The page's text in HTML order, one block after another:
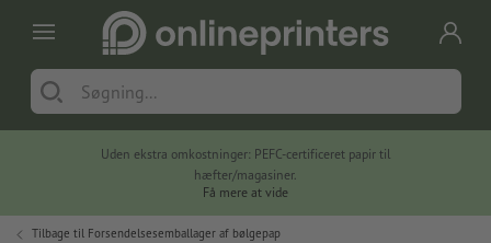
Uden ekstra omkostninger: PEFC-certificeret papir til
hæfter/magasiner.
Få mere at vide
Tilbage til Forsendelsesemballager af bølgepap